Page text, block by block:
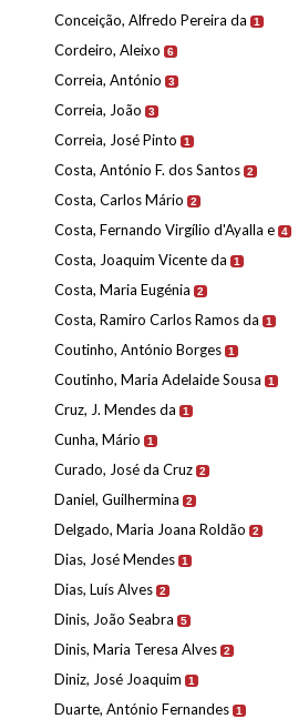
Conceição, Alfredo Pereira da 1
Cordeiro, Aleixo 6
Correia, António 3
Correia, João 3
Correia, José Pinto 1
Costa, António F. dos Santos 2
Costa, Carlos Mário 2
Costa, Fernando Virgílio d'Ayalla e 4
Costa, Joaquim Vicente da 1
Costa, Maria Eugénia 2
Costa, Ramiro Carlos Ramos da 1
Coutinho, António Borges 1
Coutinho, Maria Adelaide Sousa 1
Cruz, J. Mendes da 1
Cunha, Mário 1
Curado, José da Cruz 2
Daniel, Guilhermina 2
Delgado, Maria Joana Roldão 2
Dias, José Mendes 1
Dias, Luís Alves 2
Dinis, João Seabra 5
Dinis, Maria Teresa Alves 2
Diniz, José Joaquim 1
Duarte, António Fernandes 1